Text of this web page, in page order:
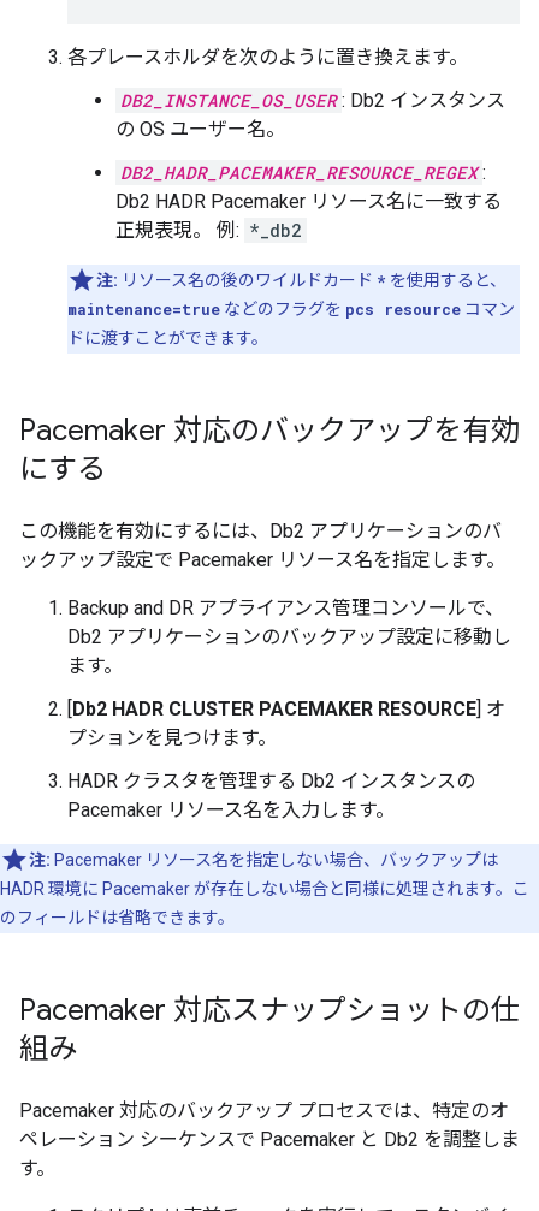
各プレースホルダを次のように置き換えます。
DB2_INSTANCE_OS_USER : Db2 インスタンス
の OS ユーザー名。
DB2_HADR_PACEMAKER_RESOURCE_REGEX :
Db2 HADR Pacemaker リソース名に一致する
正規表現。 例: *_db2
注: リソース名の後のワイルドカード * を使用すると、
maintenance=true などのフラグを pcs resource コマン
ドに渡すことができます。
Pacemaker 対応のバックアップを有効
にする
この機能を有効にするには、Db2 アプリケーションのバ
ックアップ設定で Pacemaker リソース名を指定します。
Backup and DR アプライアンス管理コンソールで、
Db2 アプリケーションのバックアップ設定に移動し
ます。
[Db2 HADR CLUSTER PACEMAKER RESOURCE] オ
プションを見つけます。
HADR クラスタを管理する Db2 インスタンスの
Pacemaker リソース名を入力します。
注: Pacemaker リソース名を指定しない場合、バックアップは
HADR 環境に Pacemaker が存在しない場合と同様に処理されます。こ
のフィールドは省略できます。
Pacemaker 対応スナップショットの仕
組み
Pacemaker 対応のバックアップ プロセスでは、特定のオ
ペレーション シーケンスで Pacemaker と Db2 を調整しま
す。